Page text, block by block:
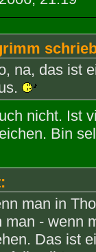
na, das ist
nicht. Ist
Bin
man in
man - wenn
Das ist